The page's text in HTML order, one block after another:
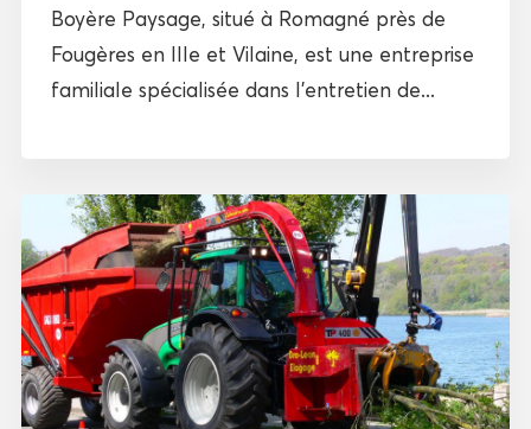
Boyère Paysage, situé à Romagné près de
Fougères en Ille et Vilaine, est une entreprise
familiale spécialisée dans l’entretien de...